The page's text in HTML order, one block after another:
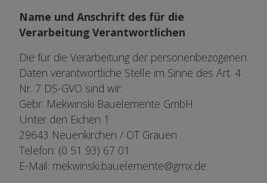
Name und Anschrift des für die
Verarbeitung Verantwortlichen
Die für die Verarbeitung der personenbezogenen
Daten verantwortliche Stelle im Sinne des Art. 4
Nr. 7 DS-GVO sind wir:
Gebr. Mekwinski Bauelemente GmbH
Unter den Eichen 1
29643 Neuenkirchen / OT Grauen
Telefon: (0 51 93) 67 01
E-Mail: mekwinski.bauelemente@gmx.de